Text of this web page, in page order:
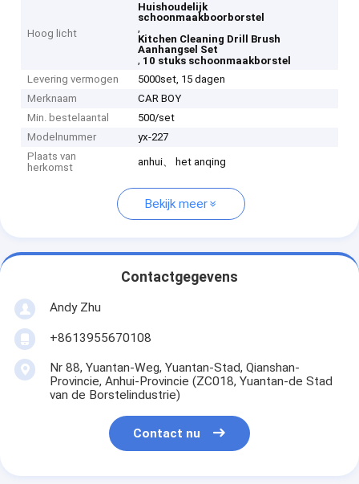
Hoog licht
Huishoudelijk
schoonmaakboorborstel
,
Kitchen Cleaning Drill Brush
Aanhangsel Set
, 10 stuks schoonmaakborstel
Levering vermogen
5000set, 15 dagen
Merknaam
CAR BOY
Min. bestelaantal
500/set
Modelnummer
yx-227
Plaats van
herkomst
anhui、 het anqing
Bekijk meer
Contactgegevens
Andy Zhu
+8613955670108
Nr 88, Yuantan-Weg, Yuantan-Stad, Qianshan-
Provincie, Anhui-Provincie (ZC018, Yuantan-de Stad
van de Borstelindustrie)
Contact nu